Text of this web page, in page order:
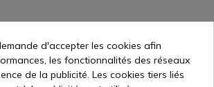
d'accepter les cookies afin
les fonctionnalités des réseaux
de la publicité. Les cookies tiers liés